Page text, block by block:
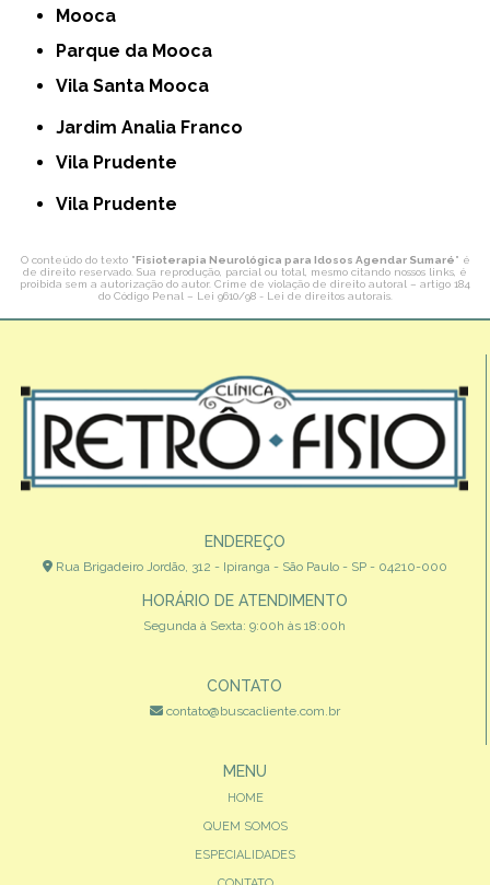
Mooca
Parque da Mooca
Vila Santa Mooca
Jardim Analia Franco
Vila Prudente
Vila Prudente
O conteúdo do texto "Fisioterapia Neurológica para Idosos Agendar Sumaré" é
de direito reservado. Sua reprodução, parcial ou total, mesmo citando nossos links, é
proibida sem a autorização do autor. Crime de violação de direito autoral – artigo 184
do Código Penal – Lei 9610/98 - Lei de direitos autorais.
ENDEREÇO
Rua Brigadeiro Jordão, 312 - Ipiranga - São Paulo - SP - 04210-000
HORÁRIO DE ATENDIMENTO
Segunda à Sexta: 9:00h às 18:00h
CONTATO
contato@buscacliente.com.br
MENU
HOME
QUEM SOMOS
ESPECIALIDADES